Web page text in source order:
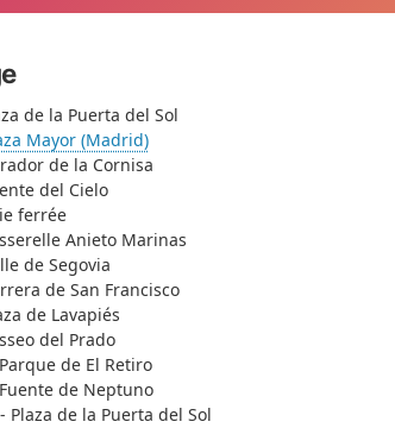
de la Puerta del Sol
Mayor (Madrid)
de la Cornisa
del Cielo
ferrée
Anieto Marinas
de Segovia
de San Francisco
de Lavapiés
del Prado
de El Retiro
de Neptuno
de la Puerta del Sol